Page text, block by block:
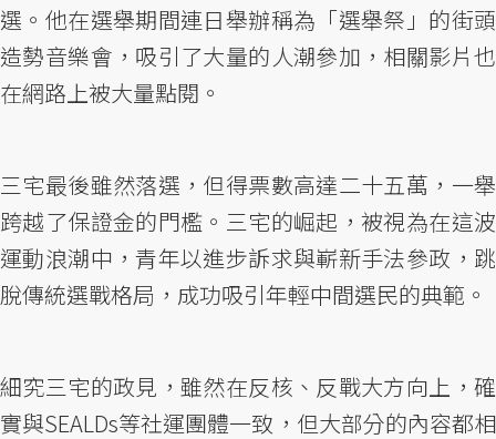
選。他在選舉期間連日舉辦稱為「選舉祭」的街頭
造勢音樂會，吸引了大量的人潮參加，相關影片也
在網路上被大量點閱。
三宅最後雖然落選，但得票數高達二十五萬，一舉
跨越了保證金的門檻。三宅的崛起，被視為在這波
運動浪潮中，青年以進步訴求與嶄新手法參政，跳
脫傳統選戰格局，成功吸引年輕中間選民的典範。
細究三宅的政見，雖然在反核、反戰大方向上，確
實與SEALDs等社運團體一致，但大部分的內容都相